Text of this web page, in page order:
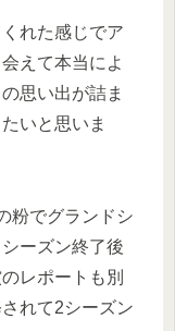
れた感じでア
えて本当によ
思い出が詰ま
いと思いま
粉でグランドシ
ーズン終了後
レポートも別
れて2シーズン